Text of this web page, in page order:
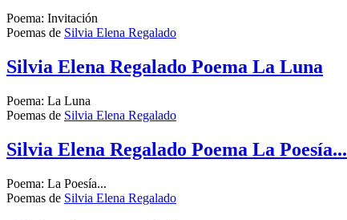
Poema: Invitación
Poemas de Silvia Elena Regalado
Silvia Elena Regalado Poema La Luna
Poema: La Luna
Poemas de Silvia Elena Regalado
Silvia Elena Regalado Poema La Poesía...
Poema: La Poesía...
Poemas de Silvia Elena Regalado